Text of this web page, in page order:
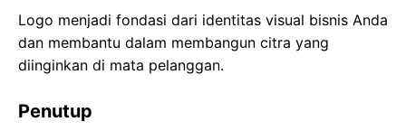
Logo menjadi fondasi dari identitas visual bisnis Anda
dan membantu dalam membangun citra yang
diinginkan di mata pelanggan.
Penutup